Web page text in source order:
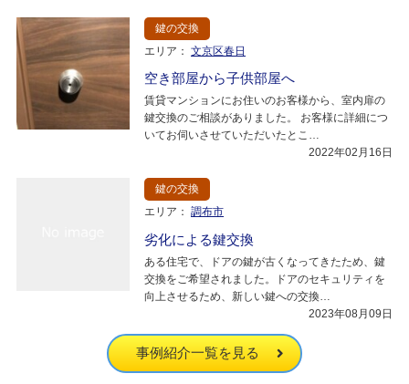
鍵の交換
エリア： 文京区春日
空き部屋から子供部屋へ
賃貸マンションにお住いのお客様から、室内扉の
鍵交換のご相談がありました。 お客様に詳細につ
いてお伺いさせていただいたとこ…
2022年02月16日
鍵の交換
エリア： 調布市
劣化による鍵交換
ある住宅で、ドアの鍵が古くなってきたため、鍵
交換をご希望されました。ドアのセキュリティを
向上させるため、新しい鍵への交換…
2023年08月09日
事例紹介一覧を見る